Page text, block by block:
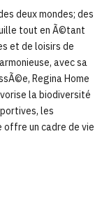
deux mondes; des
tout en Ã©tant
et de loisirs de
avec sa
Regina Home
la biodiversité
les
offre un cadre de vie